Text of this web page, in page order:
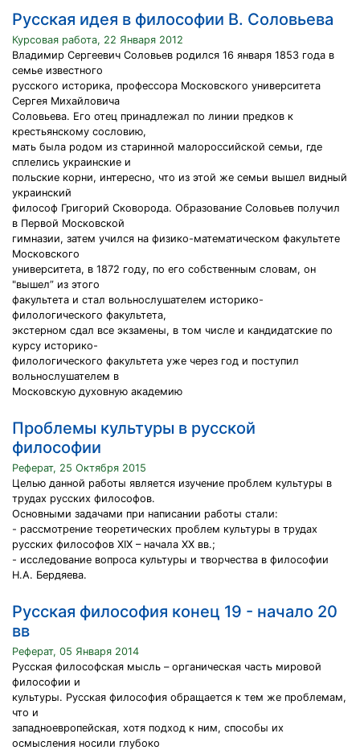
Русская идея в философии В. Соловьева
Курсовая работа, 22 Января 2012
Владимир Сергеевич Соловьев родился 16 января 1853 года в
семье известного
русского историка, профессора Московского университета
Сергея Михайловича
Соловьева. Его отец принадлежал по линии предков к
крестьянскому сословию,
мать была родом из старинной малороссийской семьи, где
сплелись украинские и
польские корни, интересно, что из этой же семьи вышел видный
украинский
философ Григорий Сковорода. Образование Соловьев получил
в Первой Московской
гимназии, затем учился на физико-математическом факультете
Московского
университета, в 1872 году, по его собственным словам, он
"вышел” из этого
факультета и стал вольнослушателем историко-
филологического факультета,
экстерном сдал все экзамены, в том числе и кандидатские по
курсу историко-
филологического факультета уже через год и поступил
вольнослушателем в
Московскую духовную академию
Проблемы культуры в русской
философии
Реферат, 25 Октября 2015
Целью данной работы является изучение проблем культуры в
трудах русских философов.
Основными задачами при написании работы стали:
- рассмотрение теоретических проблем культуры в трудах
русских философов XIX – начала ХХ вв.;
- исследование вопроса культуры и творчества в философии
Н.А. Бердяева.
Русская философия конец 19 - начало 20
вв
Реферат, 05 Января 2014
Русская философская мысль – органическая часть мировой
философии и
культуры. Русская философия обращается к тем же проблемам,
что и
западноевропейская, хотя подход к ним, способы их
осмысления носили глубоко